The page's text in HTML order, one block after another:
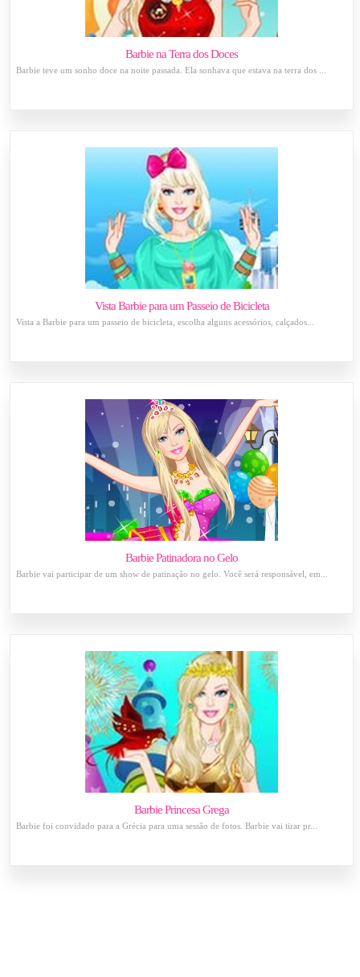
Barbie na Terra dos Doces
Barbie teve um sonho doce na noite passada. Ela sonhava que estava na terra dos ...
Vista Barbie para um Passeio de Bicicleta
Vista a Barbie para um passeio de bicicleta, escolha alguns acessórios, calçados...
Barbie Patinadora no Gelo
Barbie vai participar de um show de patinação no gelo. Você será responsável, em...
Barbie Princesa Grega
Barbie foi convidado para a Grécia para uma sessão de fotos. Barbie vai tirar pr...